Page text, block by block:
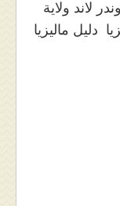
لاند ولاية
دليل ماليزيا